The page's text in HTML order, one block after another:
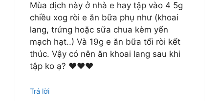
Mùa dịch này ở nhà e hay tập vào 4 5g
chiều xog ròi e ăn bữa phụ như (khoai
lang, trứng hoặc sữa chua kèm yến
mạch hạt..) Và 19g e ăn bữa tối ròi kết
thúc. Vậy có nên ăn khoai lang sau khi
tập ko ạ? ❤️❤️❤️
Trả lời